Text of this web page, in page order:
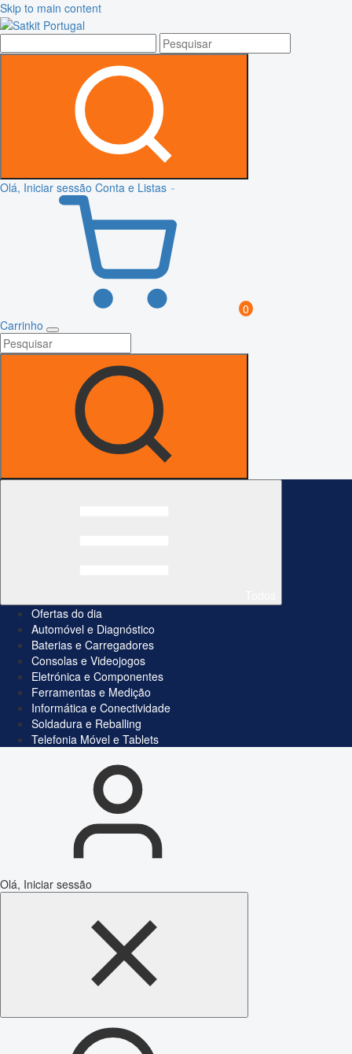
Skip to main content
Olá, Iniciar sessão Conta e Listas
0
Carrinho
Ofertas do dia
Automóvel e Diagnóstico
Baterias e Carregadores
Consolas e Videojogos
Eletrónica e Componentes
Ferramentas e Medição
Informática e Conectividade
Soldadura e Reballing
Telefonia Móvel e Tablets
Olá, Iniciar sessão